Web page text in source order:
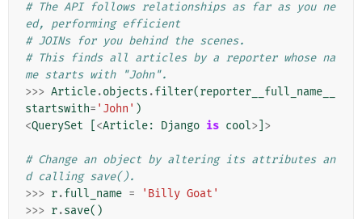
# The API follows relationships as far as you ne
ed, performing efficient
# JOINs for you behind the scenes.
# This finds all articles by a reporter whose na
me starts with "John".
>>> Article.objects .filter(reporter__full_name__
startswith= 'John' )
<QuerySet <Article: Django is cool> >
# Change an object by altering its attributes an
d calling save().
>>> r.full_name =
'Billy Goat'
>>> r.save()